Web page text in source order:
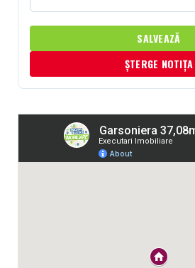
SALVEAZĂ
ȘTERGE NOTIȚA